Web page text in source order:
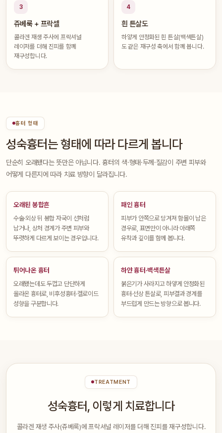
3
쥬베룩 + 프락셀
콜라겐 재생 주사에 프락셔널
레이저를 더해 진피를 함께
재구성합니다.
4
흰 튼살도
하얗게 안정화된 흰 튼살(백색튼살)
도 같은 재구성 축에서 함께 봅니다.
흉터 형태
성숙흉터는 형태에 따라 다르게 봅니다
단순히 오래됐다는 뜻만은 아닙니다. 흉터의 색·형태·두께·질감이 주변 피부와
어떻게 다른지에 따라 치료 방향이 달라집니다.
오래된 봉합흔
수술·외상 뒤 봉합 자국이 선처럼
남거나, 상처 경계가 주변 피부와
뚜렷하게 다르게 보이는 경우입니다.
패인 흉터
피부가 안쪽으로 당겨져 함몰이 남은
경우로, 표면만이 아니라 아래쪽
유착과 깊이를 함께 봅니다.
튀어나온 흉터
오래됐는데도 두껍고 단단하게
올라온 흉터로, 비후성흉터·켈로이드
성향을 구분합니다.
하얀 흉터·백색튼살
붉은기가 사라지고 하얗게 안정화된
흉터·선상 튼살로, 피부결과 경계를
부드럽게 만드는 방향으로 봅니다.
TREATMENT
성숙흉터, 이렇게 치료합니다
콜라겐 재생 주사(쥬베룩)에 프락셔널 레이저를 더해 진피를 재구성합니다.